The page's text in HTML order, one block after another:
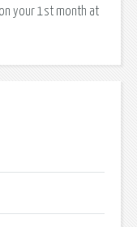
on your 1st month at